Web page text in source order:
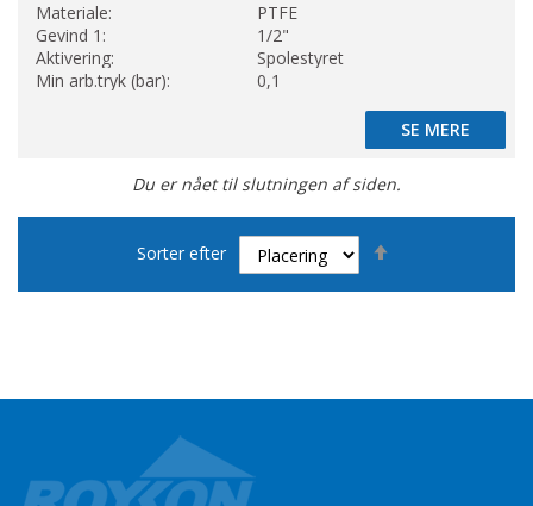
Materiale:
PTFE
Gevind 1:
1/2"
Aktivering:
Spolestyret
Min arb.tryk (bar):
0,1
SE MERE
SE MERE
Du er nået til slutningen af siden.
Sorter efter